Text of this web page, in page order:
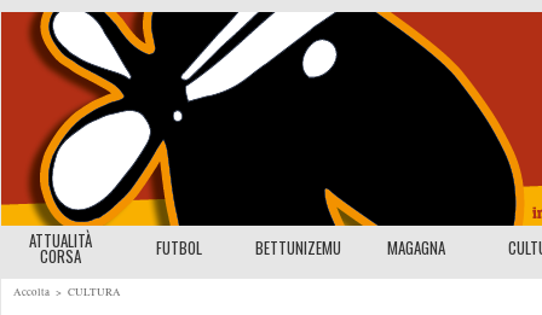
ATTUALITÀ
CORSA FUTBOL BETTUNIZEMU MAGAGNA
Accolta > CULTURA